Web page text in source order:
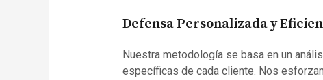
Defensa Personalizada y
Nuestra metodología se basa en un
específicas de cada cliente. Nos